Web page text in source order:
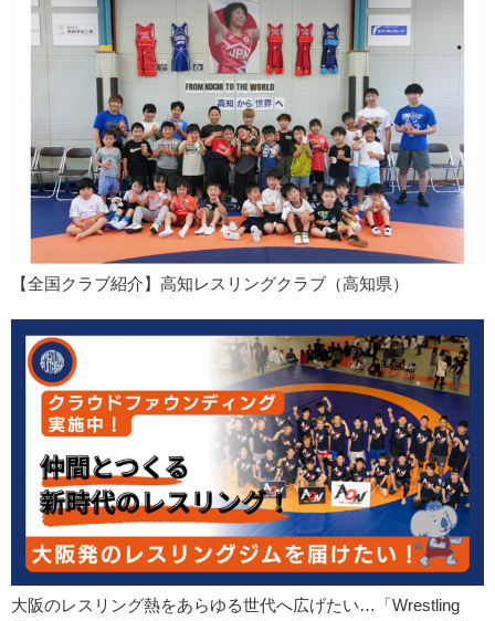
【全国クラブ紹介】高知レスリングクラブ（高知県）
大阪のレスリング熱をあらゆる世代へ広げたい…「Wrestling